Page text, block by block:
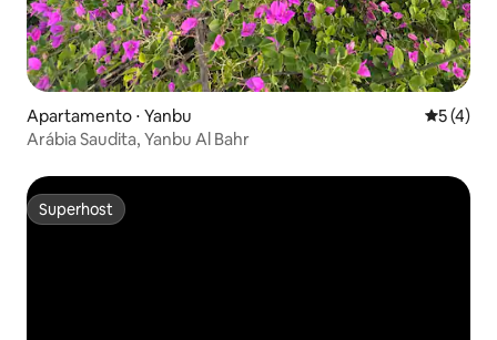
Apartamento ⋅ Yanbu 5 de
5 (4)
Arábia Saudita, Yanbu Al Bahr
Superhost
Superhost